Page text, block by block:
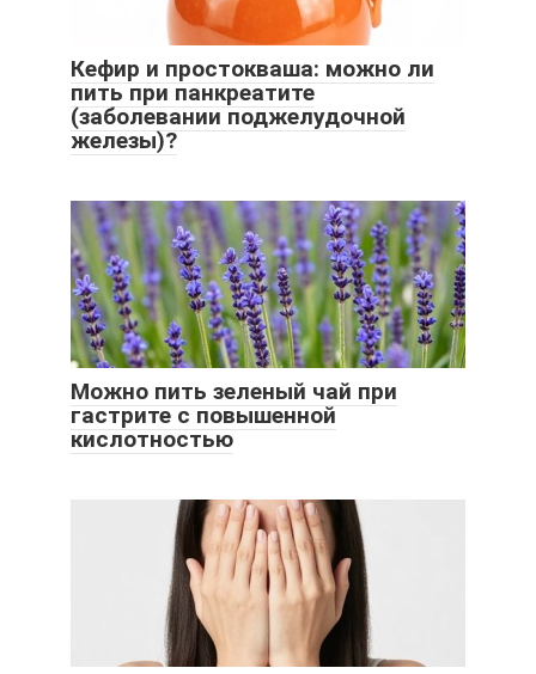
Кефир и простокваша: можно ли
пить при панкреатите
(заболевании поджелудочной
железы)?
Можно пить зеленый чай при
гастрите с повышенной
кислотностью